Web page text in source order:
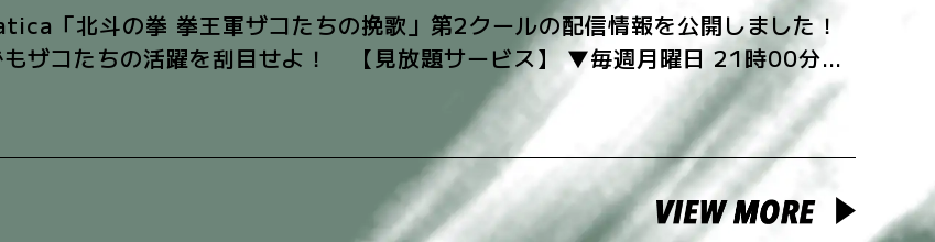
「北斗の拳 拳王軍ザコたちの挽歌」第2クールの配信情報を公開しました！
もザコたちの活躍を刮目せよ！ 【見放題サービス】 ▼毎週月曜日 21時00分～